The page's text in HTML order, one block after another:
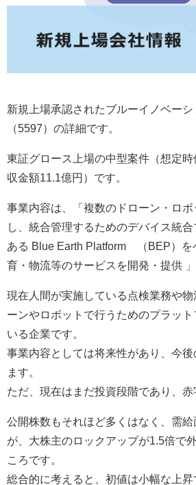
新規上場承認されたブルーイノベー
（5597）の詳細です。
東証グロース上場の中型案件（想定
収金額11.1億円）です。
事業内容は、「複数のドローン・ロ
し、統合管理するためのデバイス統
ある Blue Earth Platform®（BEP）を
育・物流等のサービスを開発・提供 」
現在人間が実施している点検業務や物
ーンやロボットで行うためのプラッ
いる企業です。
事業内容としては将来性があり、今後
ます。
ただ、現在はまだ投資段階であり、赤
公開株数もそれほど多くはなく、需給
が、大株主のロックアップが1.5倍で
ころです。
総合的に考えると、初値は小幅な上